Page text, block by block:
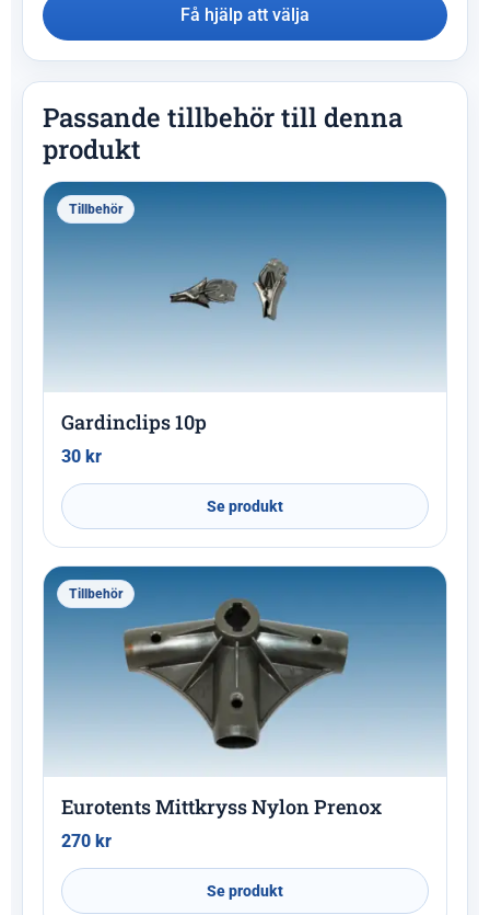
Få hjälp att välja
Passande tillbehör till denna
produkt
Tillbehör
Gardinclips 10p
30 kr
Se produkt
Tillbehör
Eurotents Mittkryss Nylon Prenox
270 kr
Se produkt